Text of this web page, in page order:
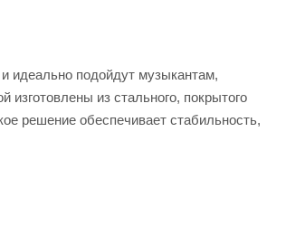
идеально подойдут музыкантам,
изготовлены из стального, покрытого
решение обеспечивает стабильность,